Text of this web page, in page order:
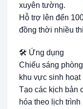
xuyên tường.
Hỗ trợ lên đến
đồng thời nhiều
🛠️ Ứng dụng
Chiếu sáng
khu vực sinh hoạt
Tạo các kịch bản
hóa theo lịch